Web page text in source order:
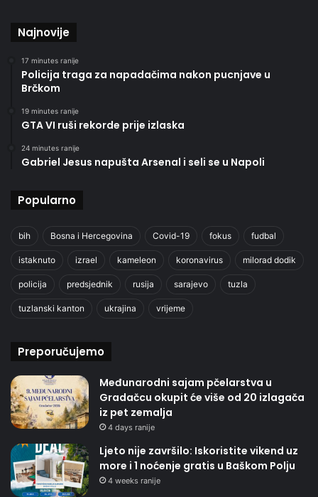
Najnovije
17 minutes ranije
Policija traga za napadačima nakon pucnjave u
Brčkom
19 minutes ranije
GTA VI ruši rekorde prije izlaska
24 minutes ranije
Gabriel Jesus napušta Arsenal i seli se u Napoli
Popularno
bih Bosna i Hercegovina Covid-19 fokus fudbal
istaknuto izrael kameleon koronavirus milorad dodik
policija predsjednik rusija sarajevo tuzla
tuzlanski kanton ukrajina vrijeme
Preporučujemo
Međunarodni sajam pčelarstva u
Gradačcu okupit će više od 20 izlagača
iz pet zemalja
4 days ranije
Ljeto nije završilo: Iskoristite vikend uz
more i 1 noćenje gratis u Baškom Polju
4 weeks ranije